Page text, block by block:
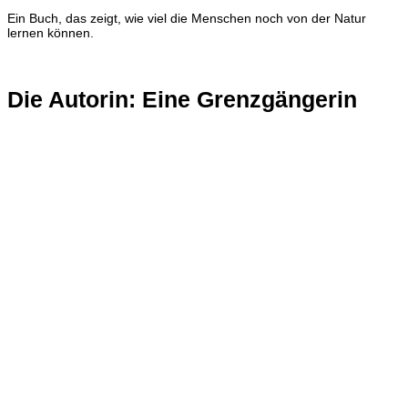
Ein Buch, das zeigt, wie viel die Menschen noch von der Natur
lernen können.
Die Autorin: Eine Grenzgängerin